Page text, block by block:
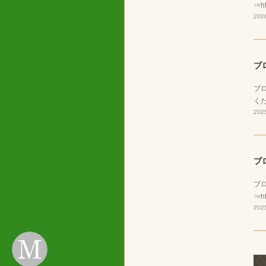
ブ
ブ
く
ブ
ブ